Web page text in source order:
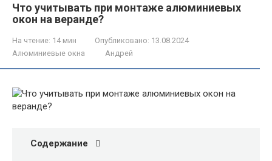
Что учитывать при монтаже алюминиевых
окон на веранде?
На чтение: 14 мин Опубликовано: 13.08.2024
Алюминиевые окна
Андрей
Содержание